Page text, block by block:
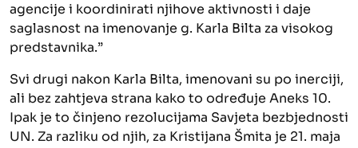
agencije i koordinirati njihove aktivnosti i daje
saglasnost na imenovanje g. Karla Bilta za visokog
predstavnika.”
Svi drugi nakon Karla Bilta, imenovani su po inerciji,
ali bez zahtjeva strana kako to određuje Aneks 10.
Ipak je to činjeno rezolucijama Savjeta bezbjednosti
UN. Za razliku od njih, za Kristijana Šmita je 21. maja